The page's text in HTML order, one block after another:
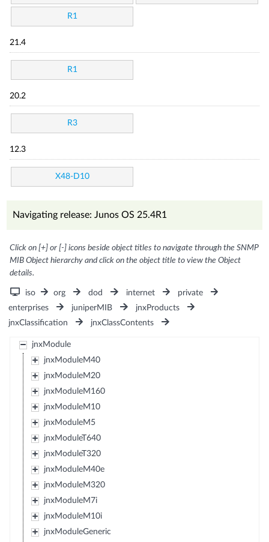
R1
21.4
R1
20.2
R3
12.3
X48-D10
Navigating release: Junos OS 25.4R1
Click on [+] or [-] icons beside object titles to navigate through the SNMP
MIB Object hierarchy and click on the object title to view the Object
details.
iso org dod internet
private
enterprises
juniperMIB
jnxProducts
jnxClassification
jnxClassContents
jnxModule
jnxModuleM40
jnxModuleM20
jnxModuleM160
jnxModuleM10
jnxModuleM5
jnxModuleT640
jnxModuleT320
jnxModuleM40e
jnxModuleM320
jnxModuleM7i
jnxModuleM10i
jnxModuleGeneric